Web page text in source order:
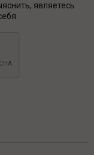
являетесь